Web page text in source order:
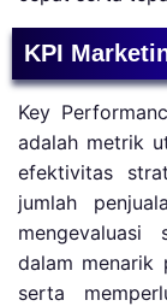
KPI
Key
adalah metrik
efektivitas
jumlah
mengevaluasi
dalam menarik
serta